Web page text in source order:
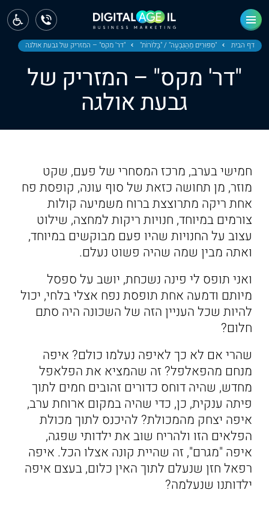
דף הבית "סִפּוּרִים מֵהַגִּבְעָה" / "בָּלֹוֹרוֹת" "דר' מקס" – המזריק של גבעת אולגה
"דר' מקס" – המזריק של
גבעת אולגה
חמישי בערב, מרכז המסחרי של פעם, שקט
מוזר, מן תחושה כזאת של סוף עונה, קופסת פח
אחת ריקה מתרוצצת ברוח משמיעה קולות
צורמים במיוחד, חנויות ריקות למחצה, שילוט
עצוב על החנויות שהיו פעם מבוקשים במיוחד,
ואתה מבין שמה שהיה פשוט נעלם.
ואני תופס לי פינה נשכחת, יושב על ספסל
מיותם ודמעה אחת תופסת נפח אצלי בלחי, יכול
להיות שכל העניין הזה של השכונה היה סתם
חלום?
שהרי אם לא כך לאיפה נעלמו כולם? איפה
מנחם מהפאלפל? זה שהמציא את הפלאפל
מחדש, שהיה דוחס כדורים זהובים חמים לתוך
פיתה ענקית, כן, כדי שהיה במקום ארוחת ערב,
איפה יצחק מהמכולת? להיכנס לתוך מכולת
הפלאים הזו ולהריח שוב את ילדותי שפגה,
איפה "מגרם", זה שהיית קונה אצלו הכל. איפה
רפאל חזן שנעלם לתוך האין כלום, בעצם איפה
ילדותנו שנעלמה?
ראשי
חדשות
מחוז צפון
מחוז חיפה
מחוז מרכז
ירושלים
תל אביב